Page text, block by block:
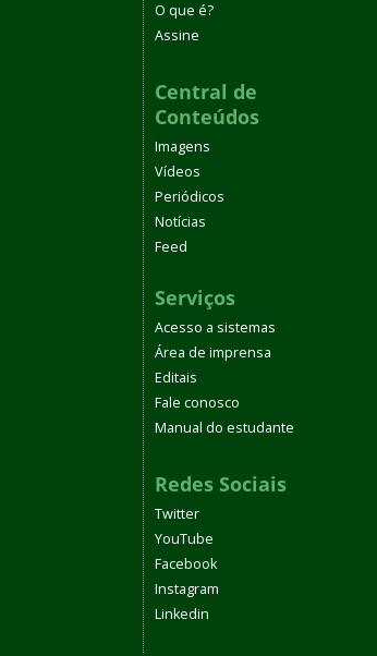
O que é?
Assine
Central de
Conteúdos
Imagens
Vídeos
Periódicos
Notícias
Feed
Serviços
Acesso a sistemas
Área de imprensa
Editais
Fale conosco
Manual do estudante
Redes Sociais
Twitter
YouTube
Facebook
Instagram
Linkedin